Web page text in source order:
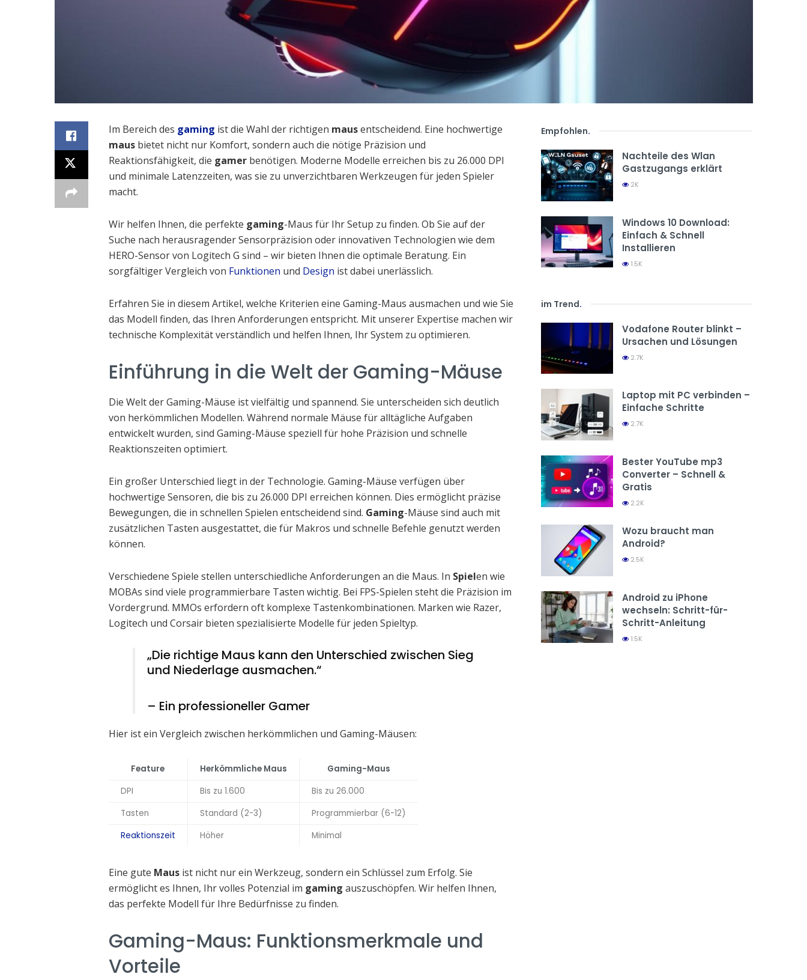
Im Bereich des gaming ist die Wahl der richtigen mausentscheidend. Eine hochwertige
mausbietet nicht nur Komfort, sondern auch die nötige Präzision und
Reaktionsfähigkeit, die gamerbenötigen. Moderne Modelle erreichen bis zu 26.000 DPI
und minimale Latenzzeiten, was sie zu unverzichtbaren Werkzeugen für jeden Spieler
macht.
Wir helfen Ihnen, die perfekte gaming-Maus für Ihr Setup zu finden. Ob Sie auf der
Suche nach herausragender Sensorpräzision oder innovativen Technologien wie dem
HERO-Sensor von Logitech G sind – wir bieten Ihnen die optimale Beratung. Ein
sorgfältiger Vergleich von Funktionen und Design ist dabei unerlässlich.
Erfahren Sie in diesem Artikel, welche Kriterien eine Gaming-Maus ausmachen und wie Sie
das Modell finden, das Ihren Anforderungen entspricht. Mit unserer Expertise machen wir
technische Komplexität verständlich und helfen Ihnen, Ihr System zu optimieren.
Einführung in die Welt der Gaming-Mäuse
Die Welt der Gaming-Mäuse ist vielfältig und spannend. Sie unterscheiden sich deutlich
von herkömmlichen Modellen. Während normale Mäuse für alltägliche Aufgaben
entwickelt wurden, sind Gaming-Mäuse speziell für hohe Präzision und schnelle
Reaktionszeiten optimiert.
Ein großer Unterschied liegt in der Technologie. Gaming-Mäuse verfügen über
hochwertige Sensoren, die bis zu 26.000 DPI erreichen können. Dies ermöglicht präzise
Bewegungen, die in schnellen Spielen entscheidend sind. Gaming-Mäuse sind auch mit
zusätzlichen Tasten ausgestattet, die für Makros und schnelle Befehle genutzt werden
können.
Verschiedene Spiele stellen unterschiedliche Anforderungen an die Maus. In Spielen wie
MOBAs sind viele programmierbare Tasten wichtig. Bei FPS-Spielen steht die Präzision im
Vordergrund. MMOs erfordern oft komplexe Tastenkombinationen. Marken wie Razer,
Logitech und Corsair bieten spezialisierte Modelle für jeden Spieltyp.
„Die richtige Maus kann den Unterschied zwischen Sieg
und Niederlage ausmachen.“
– Ein professioneller Gamer
Hier ist ein Vergleich zwischen herkömmlichen und Gaming-Mäusen:
Feature Herkömmliche Maus
Gaming-Maus
DPI
Bis zu 1.600
Bis zu 26.000
Tasten
Standard (2-3)
Programmierbar (6-12)
Reaktionszeit
Höher Minimal
Eine gute Mausist nicht nur ein Werkzeug, sondern ein Schlüssel zum Erfolg. Sie
ermöglicht es Ihnen, Ihr volles Potenzial im gaming auszuschöpfen. Wir helfen Ihnen,
das perfekte Modell für Ihre Bedürfnisse zu finden.
Gaming-Maus: Funktionsmerkmale und
Vorteile
Empfohlen.
Nachteile des Wlan
Gastzugangs erklärt
2K
Windows 10 Download:
Einfach & Schnell
Installieren
1.5K
im Trend.
Vodafone Router blinkt –
Ursachen und Lösungen
2.7K
Laptop mit PC verbinden –
Einfache Schritte
2.7K
Bester YouTube mp3
Converter – Schnell &
Gratis
2.2K
Wozu braucht man
Android?
2.5K
Android zu iPhone
wechseln: Schritt-für-
Schritt-Anleitung
1.5K